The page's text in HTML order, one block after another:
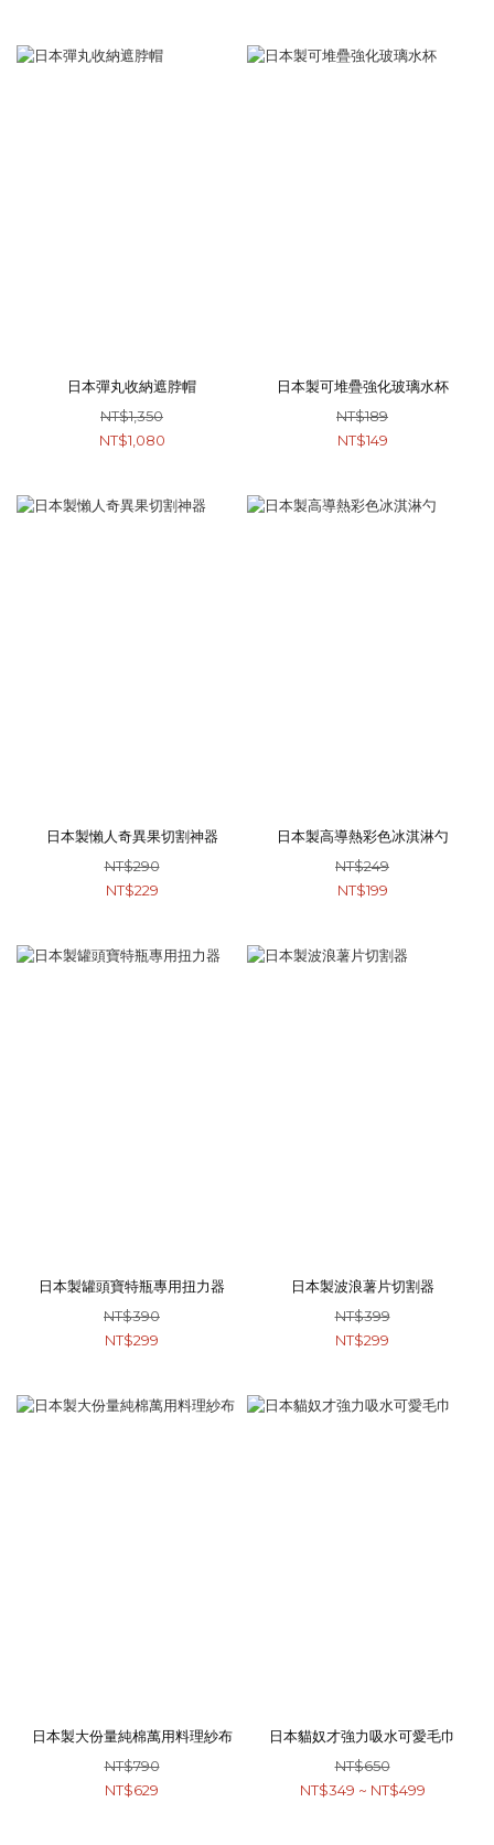
日本彈丸收納遮脖帽
NT$1,350
NT$1,080
日本製可堆疊強化玻璃水杯
NT$189
NT$149
日本製懶人奇異果切割神器
NT$290
NT$229
日本製高導熱彩色冰淇淋勺
NT$249
NT$199
日本製罐頭寶特瓶專用扭力器
NT$390
NT$299
日本製波浪薯片切割器
NT$399
NT$299
日本製大份量純棉萬用料理紗布
NT$790
NT$629
日本貓奴才強力吸水可愛毛巾
NT$650
NT$349 ~ NT$499